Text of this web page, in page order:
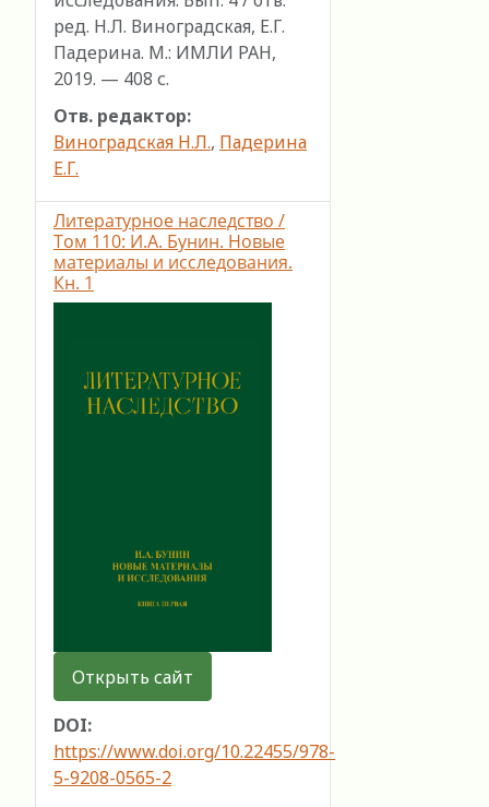
ред. Н.Л. Виноградская, Е.Г.
Падерина. М.: ИМЛИ РАН,
2019. — 408 с.
Отв. редактор:
Виноградская Н.Л., Падерина
Е.Г.
Литературное наследство /
Том 110: И.А. Бунин. Новые
материалы и исследования.
Кн. 1
Открыть сайт
DOI:
https://www.doi.org/10.22455/978-
5-9208-0565-2